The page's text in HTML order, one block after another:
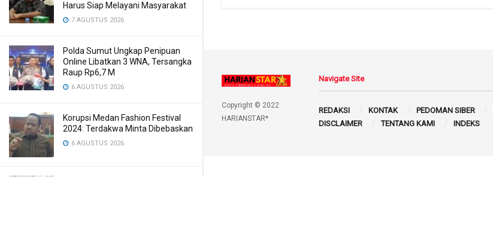
Harus Siap Melayani Masyarakat
7 AGUSTUS 2026
Polda Sumut Ungkap Penipuan
Online Libatkan 3 WNA, Tersangka
Raup Rp6,7 M
6 AGUSTUS 2026
Korupsi Medan Fashion Festival
2024: Terdakwa Minta Dibebaskan
6 AGUSTUS 2026
Copyright © 2022
HARIANSTAR*
Navigate Site
REDAKSI KONTAK PEDOMAN SIBER
DISCLAIMER
TENTANG KAMI INDEKS